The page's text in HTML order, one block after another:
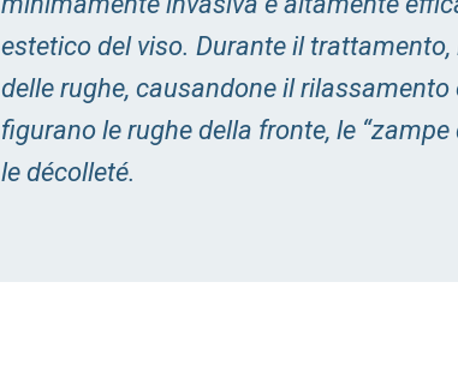
estetico del viso. Durante il trattamento,
delle rughe, causandone il
figurano le rughe della fronte, le
le décolleté.